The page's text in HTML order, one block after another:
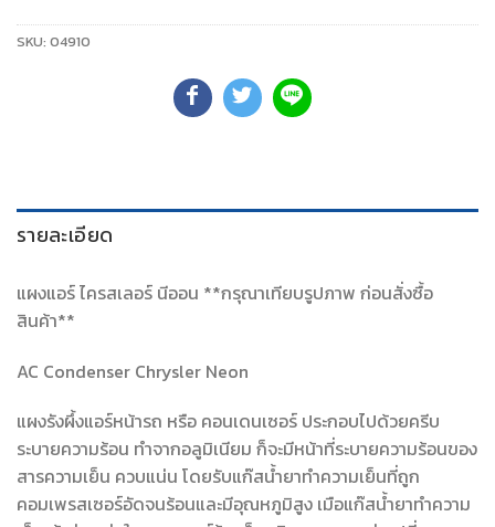
SKU: 04910
รายละเอียด
แผงแอร์ ไครสเลอร์ นีออน **กรุณาเทียบรูปภาพ ก่อนสั่งซื้อ
สินค้า**
AC Condenser Chrysler Neon
แผงรังผึ้งแอร์หน้ารถ หรือ คอนเดนเซอร์ ประกอบไปด้วยครีบ
ระบายความร้อน ทำจากอลูมิเนียม ก็จะมีหน้าที่ระบายความร้อนของ
สารความเย็น ควบแน่น โดยรับแก๊สน้ำยาทำความเย็นที่ถูก
คอมเพรสเซอร์อัดจนร้อนและมีอุณหภูมิสูง เมือแก๊สน้ำยาทำความ